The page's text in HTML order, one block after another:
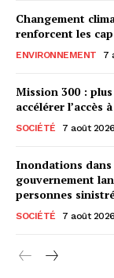
Changement
renforcent les
ENVIRONNEMENT 7
Mission 300 :
accélérer l’accès
SOCIÉTÉ 7 août 2026
Inondations
gouvernement
personnes
SOCIÉTÉ 7 août 2026